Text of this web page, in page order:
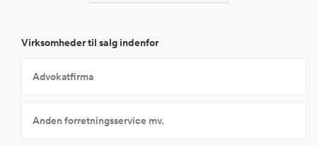
Virksomheder til salg indenfor
Advokatfirma
Anden forretningsservice mv.